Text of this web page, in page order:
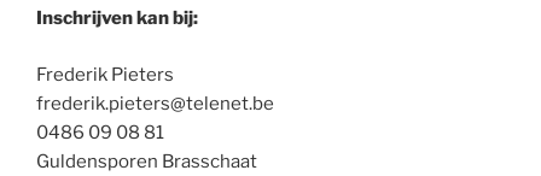
Inschrijven kan bij:
Frederik Pieters
frederik.pieters@telenet.be
0486 09 08 81
Guldensporen Brasschaat